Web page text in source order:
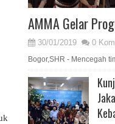
AMMA Gelar
30/01/2019 0
Bogor,SHR - Mencegah